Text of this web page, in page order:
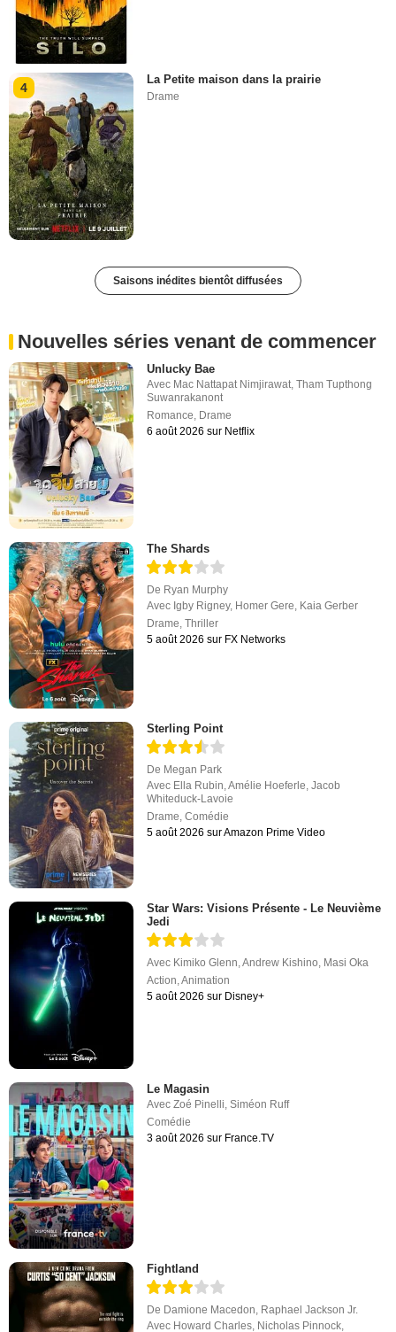
4
La Petite maison dans la prairie
Drame
Saisons inédites bientôt diffusées
Nouvelles séries venant de commencer
Unlucky Bae
Avec Mac Nattapat Nimjirawat ,Tham Tupthong
Suwanrakanont
Romance Drame
6 août 2026 sur Netflix
The Shards
De Ryan Murphy
Avec Igby Rigney, Homer Gere, Kaia Gerber
Drame,Thriller
5 août 2026 sur FX Networks
Sterling Point
De Megan Park
Avec Ella Rubin,Amélie Hoeferle,Jacob
Whiteduck-Lavoie
Drame,Comédie
5 août 2026 sur Amazon Prime Video
Star Wars: Visions Présente - Le Neuvième
Jedi
Avec Kimiko Glenn,Andrew Kishino, Masi Oka
Action,Animation
5 août 2026 sur Disney+
Le Magasin
AvecZoé Pinelli ,Siméon Ruff
Comédie
3 août 2026 sur France.TV
Fightland
De Damione Macedon, Raphael Jackson Jr.
Avec Howard Charles, Nicholas Pinnock,